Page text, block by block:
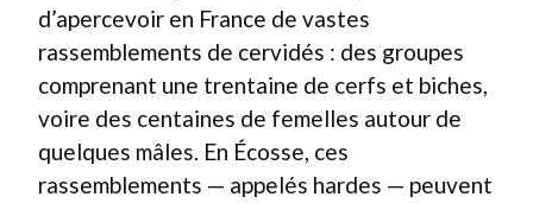
d’apercevoir en France de vastes
rassemblements de cervidés : des groupes
comprenant une trentaine de cerfs et biches,
voire des centaines de femelles autour de
quelques mâles. En Écosse, ces
rassemblements — appelés hardes — peuvent